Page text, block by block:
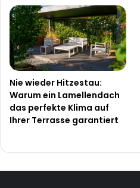
Nie wieder Hitzestau:
Warum ein Lamellendach
das perfekte Klima auf
Ihrer Terrasse garantiert